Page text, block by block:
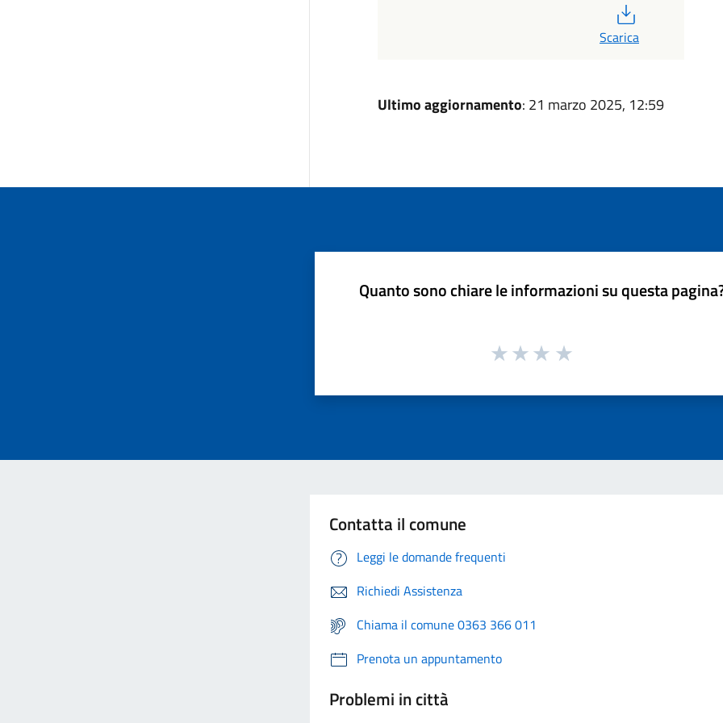
Scarica
Ultimo aggiornamento: 21 marzo 2025, 12:59
Quanto sono chiare le informazioni su questa
Contatta il comune
Leggi le domande frequenti
Richiedi Assistenza
Chiama il comune 0363 366 011
Prenota un appuntamento
Problemi in città